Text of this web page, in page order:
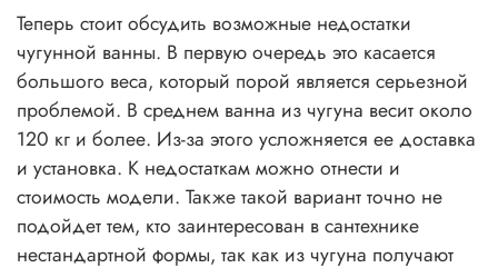
Теперь стоит обсудить возможные недостатки
чугунной ванны. В первую очередь это касается
большого веса, который порой является серьезной
проблемой. В среднем ванна из чугуна весит около
120 кг и более. Из-за этого усложняется ее доставка
и установка. К недостаткам можно отнести и
стоимость модели. Также такой вариант точно не
подойдет тем, кто заинтересован в сантехнике
нестандартной формы, так как из чугуна получают